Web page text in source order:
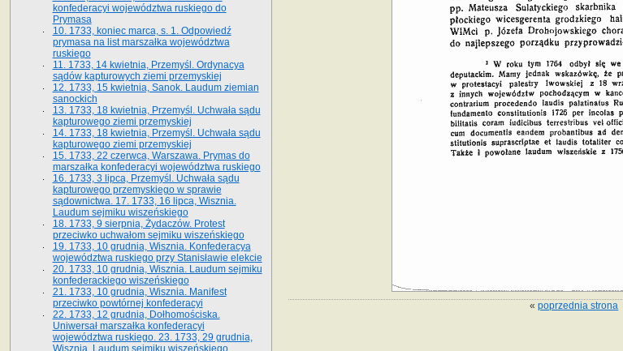
«poprzednia strona
konfederacyi województwa ruskiego do
Prymasa
10. 1733, koniec marca, s. 1. Odpowiedź
prymasa na list marszałka województwa
ruskiego
11. 1733, 14 kwietnia, Przemyśl. Ordynacya
sądów kapturowych ziemi przemyskiej
12. 1733, 15 kwietnia, Sanok. Laudum ziemian
sanockich
13. 1733, 18 kwietnia, Przemyśl. Uchwała sądu
kapturowego ziemi przemyskiej
14. 1733, 18 kwietnia, Przemyśl. Uchwała sądu
kapturowego ziemi przemyskiej
15. 1733, 22 czerwca, Warszawa. Prymas do
marszałka konfederacyi województwa ruskiego
16. 1733, 3 lipca, Przemyśl. Uchwała sądu
kapturowego przemyskiego w sprawie
sądownictwa. 17. 1733, 16 lipca, Wisznia.
Laudum sejmiku wiszeńskiego
18. 1733, 9 sierpnia, Żydaczów. Protest
przeciwko uchwałom sejmiku wiszeńskiego
19. 1733, 10 grudnia, Wisznia. Konfederacya
województwa ruskiego przy Stanisławie elekcie
20. 1733, 10 grudnia, Wisznia. Laudum sejmiku
konfederackiego wiszeńskiego
21. 1733, 10 grudnia, Wisznia. Manifest
przeciwko powtórnej konfederacyi
22. 1733, 12 grudnia, Dołhomościska.
Uniwersał marszałka konfederacyi
województwa ruskiego. 23. 1733, 29 grudnia,
Wisznia. Laudum sejmiku wiszeńskiego